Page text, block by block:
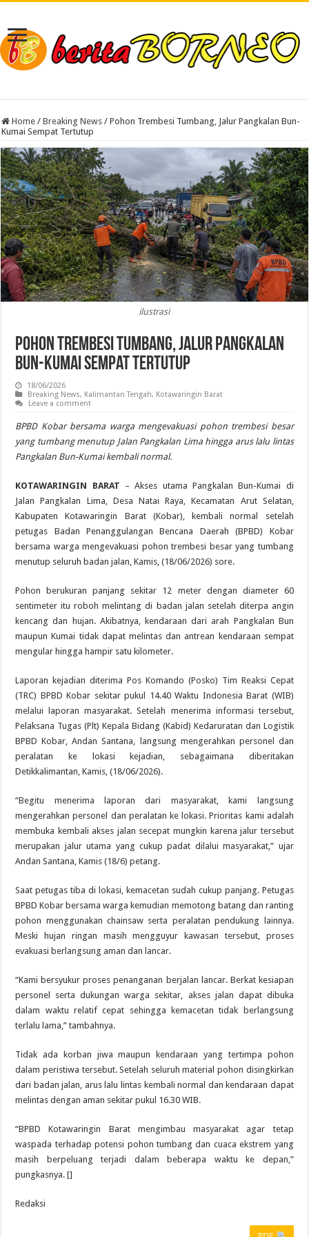
Home / Breaking News / Pohon Trembesi Tumbang, Jalur Pangkalan Bun-
Kumai Sempat Tertutup
ilustrasi
Pohon Trembesi Tumbang, Jalur Pangkalan
Bun-Kumai Sempat Tertutup
18/06/2026
Breaking News, Kalimantan Tengah, Kotawaringin Barat
Leave a comment
BPBD Kobar bersama warga mengevakuasi pohon trembesi besar
yang tumbang menutup Jalan Pangkalan Lima hingga arus lalu lintas
Pangkalan Bun-Kumai kembali normal.
KOTAWARINGIN BARAT – Akses utama Pangkalan Bun-Kumai di
Jalan Pangkalan Lima, Desa Natai Raya, Kecamatan Arut Selatan,
Kabupaten Kotawaringin Barat (Kobar), kembali normal setelah
petugas Badan Penanggulangan Bencana Daerah (BPBD) Kobar
bersama warga mengevakuasi pohon trembesi besar yang tumbang
menutup seluruh badan jalan, Kamis, (18/06/2026) sore.
Pohon berukuran panjang sekitar 12 meter dengan diameter 60
sentimeter itu roboh melintang di badan jalan setelah diterpa angin
kencang dan hujan. Akibatnya, kendaraan dari arah Pangkalan Bun
maupun Kumai tidak dapat melintas dan antrean kendaraan sempat
mengular hingga hampir satu kilometer.
Laporan kejadian diterima Pos Komando (Posko) Tim Reaksi Cepat
(TRC) BPBD Kobar sekitar pukul 14.40 Waktu Indonesia Barat (WIB)
melalui laporan masyarakat. Setelah menerima informasi tersebut,
Pelaksana Tugas (Plt) Kepala Bidang (Kabid) Kedaruratan dan Logistik
BPBD Kobar, Andan Santana, langsung mengerahkan personel dan
peralatan ke lokasi kejadian, sebagaimana diberitakan
Detikkalimantan, Kamis, (18/06/2026).
“Begitu menerima laporan dari masyarakat, kami langsung
mengerahkan personel dan peralatan ke lokasi. Prioritas kami adalah
membuka kembali akses jalan secepat mungkin karena jalur tersebut
merupakan jalur utama yang cukup padat dilalui masyarakat,” ujar
Andan Santana, Kamis (18/6) petang.
Saat petugas tiba di lokasi, kemacetan sudah cukup panjang. Petugas
BPBD Kobar bersama warga kemudian memotong batang dan ranting
pohon menggunakan chainsaw serta peralatan pendukung lainnya.
Meski hujan ringan masih mengguyur kawasan tersebut, proses
evakuasi berlangsung aman dan lancar.
“Kami bersyukur proses penanganan berjalan lancar. Berkat kesiapan
personel serta dukungan warga sekitar, akses jalan dapat dibuka
dalam waktu relatif cepat sehingga kemacetan tidak berlangsung
terlalu lama,” tambahnya.
Tidak ada korban jiwa maupun kendaraan yang tertimpa pohon
dalam peristiwa tersebut. Setelah seluruh material pohon disingkirkan
dari badan jalan, arus lalu lintas kembali normal dan kendaraan dapat
melintas dengan aman sekitar pukul 16.30 WIB.
“BPBD Kotawaringin Barat mengimbau masyarakat agar tetap
waspada terhadap potensi pohon tumbang dan cuaca ekstrem yang
masih berpeluang terjadi dalam beberapa waktu ke depan,”
pungkasnya. []
Redaksi